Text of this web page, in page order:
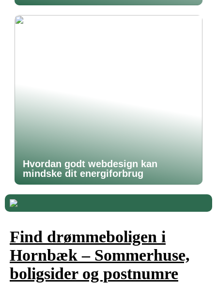
Hvordan godt webdesign kan
mindske dit energiforbrug
Find drømmeboligen i
Hornbæk – Sommerhuse,
boligsider og postnumre